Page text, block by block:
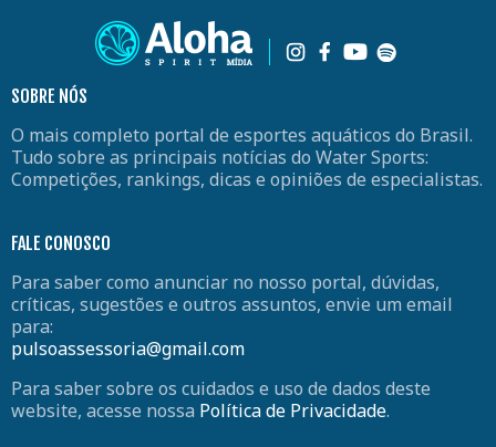
SOBRE NÓS
O mais completo portal de esportes aquáticos do Brasil.
Tudo sobre as principais notícias do Water Sports:
Competições, rankings, dicas e opiniões de especialistas.
FALE CONOSCO
Para saber como anunciar no nosso portal, dúvidas,
críticas, sugestões e outros assuntos, envie um email
para:
pulsoassessoria@gmail.com
Para saber sobre os cuidados e uso de dados deste
website, acesse nossa Política de Privacidade.